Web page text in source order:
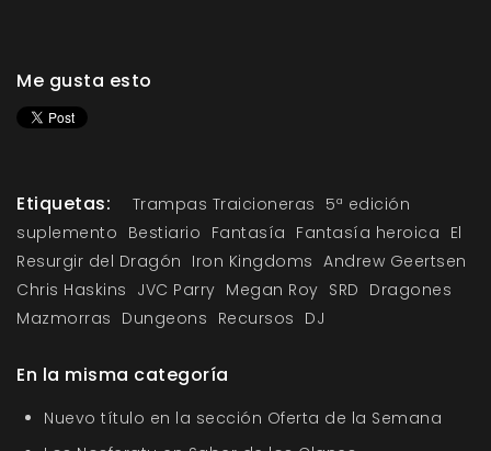
Me gusta esto
Etiquetas: Trampas Traicioneras 5ª edición
suplemento Bestiario Fantasía Fantasía heroica El
Resurgir del Dragón Iron Kingdoms Andrew Geertsen
Chris Haskins JVC Parry Megan Roy SRD Dragones
Mazmorras Dungeons Recursos DJ
En la misma categoría
Nuevo título en la sección Oferta de la Semana